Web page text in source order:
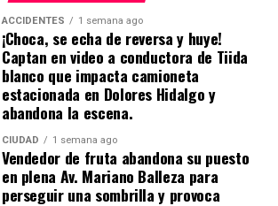
ACCIDENTES 1 semana ago
¡Choca, se echa de reversa y huye!
Captan en video a conductora de Tiida
blanco que impacta camioneta
estacionada en Dolores Hidalgo y
abandona la escena.
CIUDAD 1 semana ago
Vendedor de fruta abandona su puesto
en plena Av. Mariano Balleza para
perseguir una sombrilla y provoca